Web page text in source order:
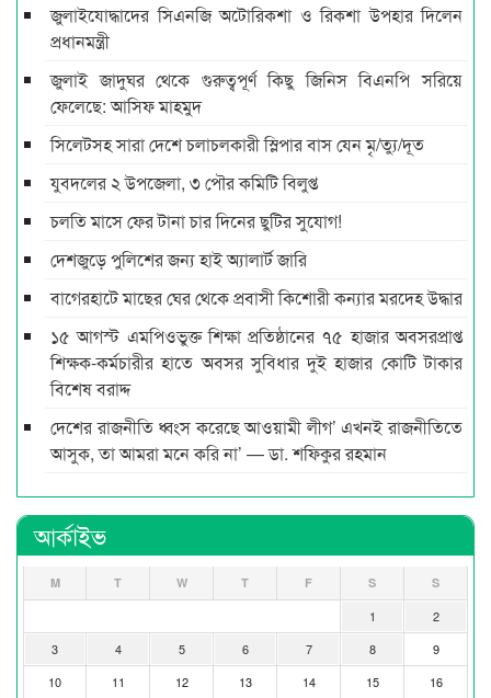
জুলাইযোদ্ধাদের সিএনজি অটোরিকশা ও রিকশা উপহার দিলেন
প্রধানমন্ত্রী
জুলাই জাদুঘর থেকে গুরুত্বপূর্ণ কিছু জিনিস বিএনপি সরিয়ে
ফেলেছে: আসিফ মাহমুদ
সিলেটসহ সারা দেশে চলাচলকারী স্লিপার বাস যেন মৃ/ত্যু/দূত
যুবদলের ২ উপজেলা, ৩ পৌর কমিটি বিলুপ্ত
চলতি মাসে ফের টানা চার দিনের ছুটির সুযোগ!
দেশজুড়ে পুলিশের জন্য হাই অ্যালার্ট জারি
বাগেরহাটে মাছের ঘের থেকে প্রবাসী কিশোরী কন্যার মরদেহ উদ্ধার
১৫ আগস্ট এমপিওভুক্ত শিক্ষা প্রতিষ্ঠানের ৭৫ হাজার অবসরপ্রাপ্ত
শিক্ষক-কর্মচারীর হাতে অবসর সুবিধার দুই হাজার কোটি টাকার
বিশেষ বরাদ্দ
দেশের রাজনীতি ধ্বংস করেছে আওয়ামী লীগ’ এখনই রাজনীতিতে
আসুক, তা আমরা মনে করি না’ — ডা. শফিকুর রহমান
আর্কাইভ
M T W T F S S
1
2
3
4 5 6 7 8
9
10
11 12 13 14 15
16